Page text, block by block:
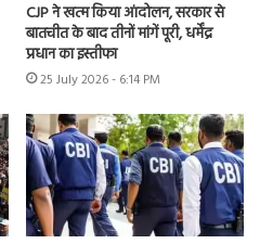
CJP ने खत्म किया आंदोलन, सरकार से
बातचीत के बाद तीनों मांगें पूरी, धर्मेंद्र
प्रधान का इस्तीफा
25 July 2026 - 6:14 PM